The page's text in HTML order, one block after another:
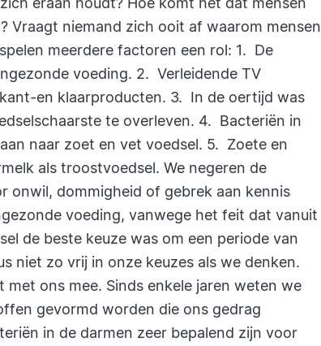
Vraagt niemand zich ooit af waarom mensen
meerdere factoren een rol: 1. De
voeding. 2. Verleidende TV
en klaarproducten. 3. In de oertijd was
te overleven. 4. Bacteriën in
naar zoet en vet voedsel. 5. Zoete en
als troostvoedsel. We negeren de
onwil, dommigheid of gebrek aan kennis
voeding, vanwege het feit dat vanuit
de beste keuze was om een periode van
niet zo vrij in onze keuzes als we denken.
ons mee. Sinds enkele jaren weten we
gevormd worden die ons gedrag
in de darmen zeer bepalend zijn voor